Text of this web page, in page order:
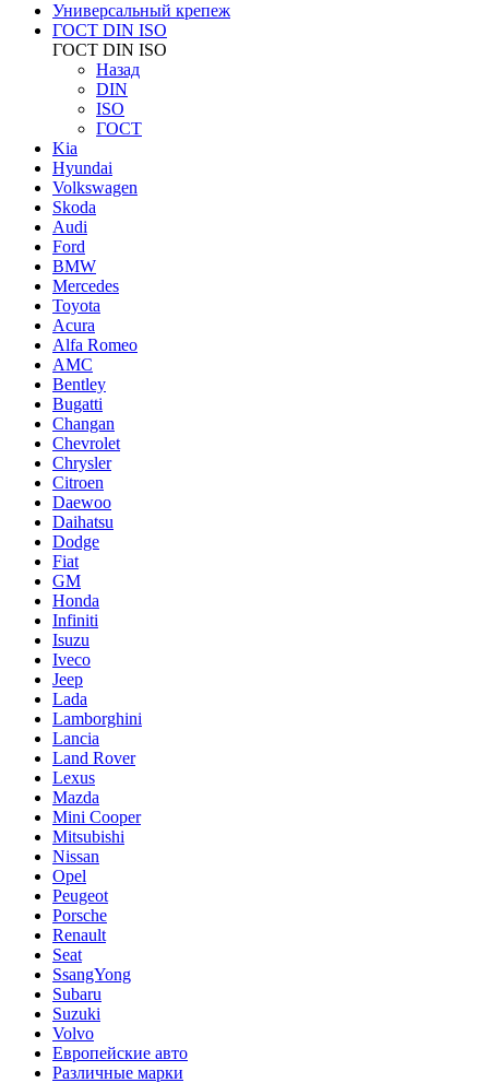
Универсальный крепеж
ГОСТ DIN ISO
ГОСТ DIN ISO
Назад
DIN
ISO
ГОСТ
Kia
Hyundai
Volkswagen
Skoda
Audi
Ford
BMW
Mercedes
Toyota
Acura
Alfa Romeo
AMC
Bentley
Bugatti
Changan
Chevrolet
Chrysler
Citroen
Daewoo
Daihatsu
Dodge
Fiat
GM
Honda
Infiniti
Isuzu
Iveco
Jeep
Lada
Lamborghini
Lancia
Land Rover
Lexus
Mazda
Mini Cooper
Mitsubishi
Nissan
Opel
Peugeot
Porsche
Renault
Seat
SsangYong
Subaru
Suzuki
Volvo
Европейские авто
Различные марки